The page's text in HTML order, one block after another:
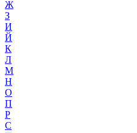
Ж
З
И
Й
К
Л
М
Н
О
П
Р
С